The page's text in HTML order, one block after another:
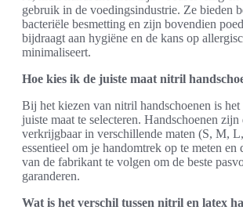
gebruik in de voedingsindustrie. Ze bieden
bacteriële besmetting en zijn bovendien
bijdraagt aan hygiëne en de kans op
minimaliseert.
Hoe kies ik de juiste maat nitril
Bij het kiezen van nitril handschoenen is
juiste maat te selecteren. Handschoenen zijn
verkrijgbaar in verschillende maten (S, M,
essentieel om je handomtrek op te meten en
van de fabrikant te volgen om de beste
garanderen.
Wat is het verschil tussen nitril en latex